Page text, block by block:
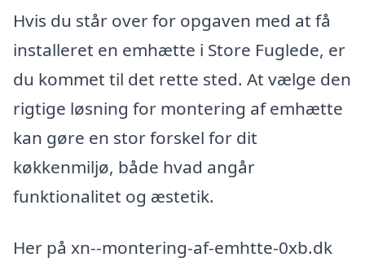
Hvis du står over for opgaven med at få
installeret en emhætte i Store Fuglede, er
du kommet til det rette sted. At vælge den
rigtige løsning for montering af emhætte
kan gøre en stor forskel for dit
køkkenmiljø, både hvad angår
funktionalitet og æstetik.
Her på xn--montering-af-emhtte-0xb.dk